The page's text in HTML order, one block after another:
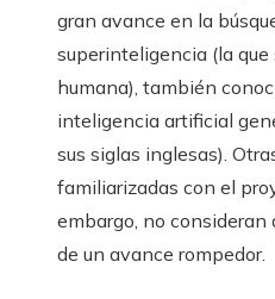
gran avance en la
superinteligencia (la que
humana), también
inteligencia artificial
sus siglas inglesas).
familiarizadas con el
embargo, no consideran
de un avance rompedor.